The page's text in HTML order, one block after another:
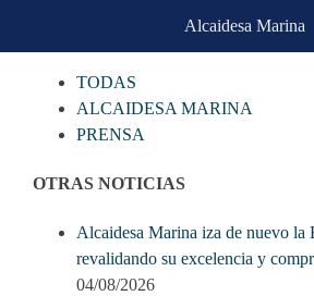
CATEGORIAS
TODAS
ALCAIDESA MARINA
PRENSA
OTRAS NOTICIAS
Alcaidesa Marina iza de nuevo la
revalidando su excelencia y
04/08/2026
Alcaidesa Marina